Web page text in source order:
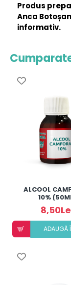
Produs
Anca
informativ.
ALCOOL
10%
ADAUGÃ